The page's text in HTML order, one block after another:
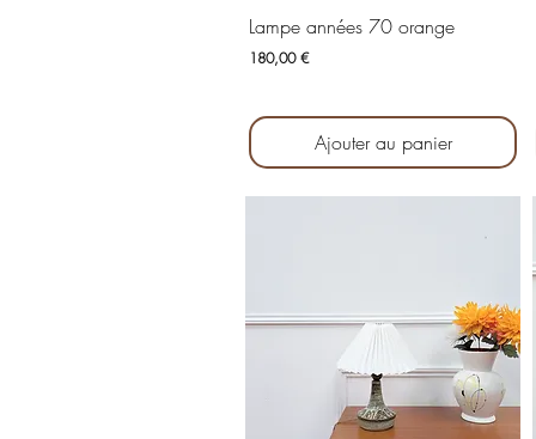
Aperçu rapide
Lampe années 70 orange
Prix
180,00 €
Ajouter au panier